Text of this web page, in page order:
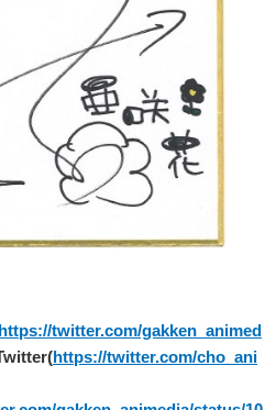
https://twitter.com/gakken_animed
https://twitter.com/cho_ani